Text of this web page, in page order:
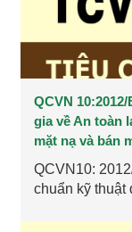
QCVN
gia về An toàn
mặt nạ và bán
QCVN10:
chuẩn kỹ thuật